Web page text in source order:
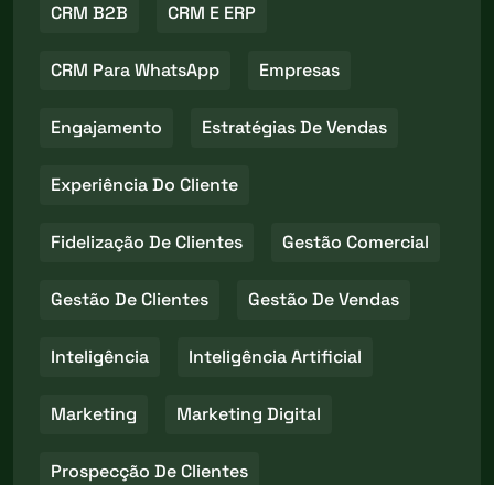
CRM B2B CRM E ERP
CRM Para WhatsApp Empresas
Engajamento Estratégias De Vendas
Experiência Do Cliente
Fidelização De Clientes Gestão Comercial
Gestão De Clientes Gestão De Vendas
Inteligência Inteligência Artificial
Marketing Marketing Digital
Prospecção De Clientes